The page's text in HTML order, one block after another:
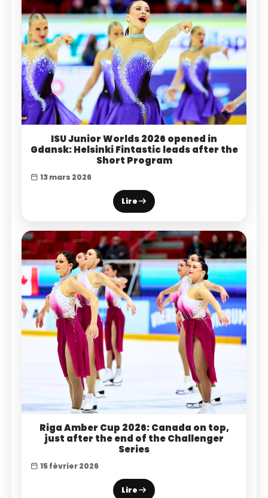
ISU Junior Worlds 2026 opened in
Gdansk: Helsinki Fintastic leads after the
Short Program
13 mars 2026
Lire
Riga Amber Cup 2026: Canada on top,
just after the end of the Challenger
Series
15 février 2026
Lire